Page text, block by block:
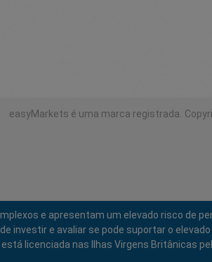
easyMarkets é uma marca registrada.
e apresentam um elevado risco de
investir e avaliar se pode suportar o
licenciada nas Ilhas Virgens Britânicas